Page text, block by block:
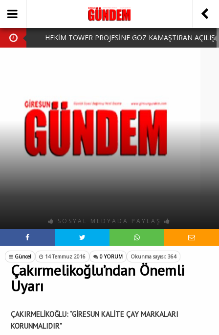
HEKİM TOWER PROJESİNE GÖZ KAMAŞTIRAN AÇILIŞ
HARUN CİCİ: VİDEOYU GÖRÜNCE GÖZLERİM DOLDU
SOSYAL MEDYADA PAYLAŞ
Güncel 14 Temmuz 2016 0 YORUM Okunma sayısı: 364
Çakırmelikoğlu’ndan Önemli
Uyarı
ÇAKIRMELİKOĞLU: “GİRESUN KALİTE ÇAY MARKALARI
KORUNMALIDIR”